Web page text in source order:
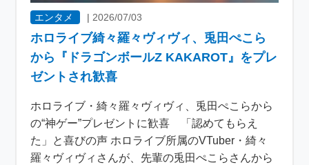
エンタメ |2026/07/03
ホロライブ綺々羅々ヴィヴィ、兎田ぺこら
から『ドラゴンボールZ KAKAROT』をプレ
ゼントされ歓喜
ホロライブ・綺々羅々ヴィヴィ、兎田ぺこらから
の“神ゲー”プレゼントに歓喜 「認めてもらえ
た」と喜びの声 ホロライブ所属のVTuber・綺々
羅々ヴィヴィさんが、先輩の兎田ぺこらさんから